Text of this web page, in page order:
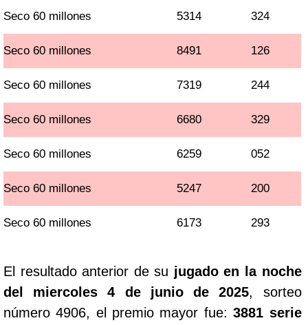
Seco 60 millones 5314 324
Seco 60 millones 8491 126
Seco 60 millones 7319 244
Seco 60 millones 6680 329
Seco 60 millones 6259 052
Seco 60 millones 5247 200
Seco 60 millones 6173 293
El resultado anterior de su jugado en la noche
del miercoles 4 de junio de 2025, sorteo
número 4906, el premio mayor fue:3881 serie